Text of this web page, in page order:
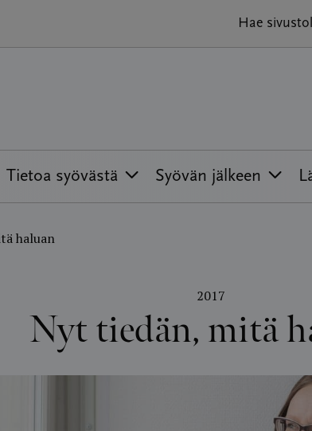
Hae
Tietoa syövästä Syövän jälkeen
haluan
2017
Nyt tiedän, mitä